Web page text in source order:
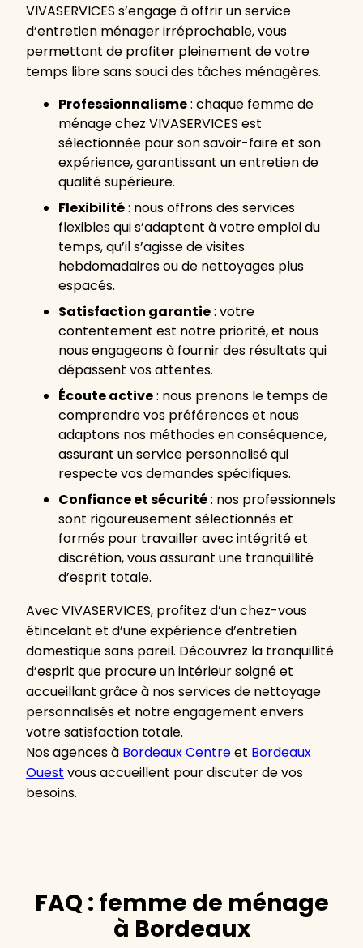
VIVASERVICES s’engage à offrir un service
d’entretien ménager irréprochable, vous
permettant de profiter pleinement de votre
temps libre sans souci des tâches ménagères.
Professionnalisme: chaque femme de
ménage chez VIVASERVICES est
sélectionnée pour son savoir-faire et son
expérience, garantissant un entretien de
qualité supérieure.
Flexibilité: nous offrons des services
flexibles qui s’adaptent à votre emploi du
temps, qu’il s’agisse de visites
hebdomadaires ou de nettoyages plus
espacés.
Satisfaction garantie: votre
contentement est notre priorité, et nous
nous engageons à fournir des résultats qui
dépassent vos attentes.
Écoute active: nous prenons le temps de
comprendre vos préférences et nous
adaptons nos méthodes en conséquence,
assurant un service personnalisé qui
respecte vos demandes spécifiques.
Confiance et sécurité: nos professionnels
sont rigoureusement sélectionnés et
formés pour travailler avec intégrité et
discrétion, vous assurant une tranquillité
d’esprit totale.
Avec VIVASERVICES, profitez d’un chez-vous
étincelant et d’une expérience d’entretien
domestique sans pareil. Découvrez la tranquillité
d’esprit que procure un intérieur soigné et
accueillant grâce à nos services de nettoyage
personnalisés et notre engagement envers
votre satisfaction totale.
Nos agences à Bordeaux Centreet Bordeaux
Ouest vous accueillent pour discuter de vos
besoins.
FAQ : femme de ménage
à Bordeaux